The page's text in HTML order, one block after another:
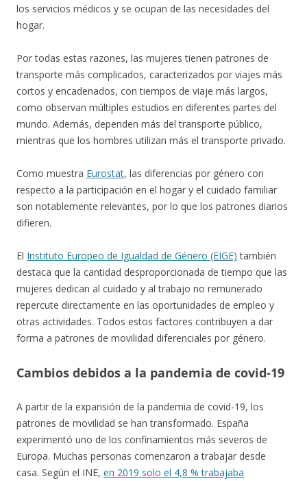
los servicios médicos y se ocupan de las necesidades del
hogar.
Por todas estas razones, las mujeres tienen patrones de
transporte más complicados, caracterizados por viajes más
cortos y encadenados, con tiempos de viaje más largos,
como observan múltiples estudios en diferentes partes del
mundo. Además, dependen más del transporte público,
mientras que los hombres utilizan más el transporte privado.
Como muestra Eurostat, las diferencias por género con
respecto a la participación en el hogar y el cuidado familiar
son notablemente relevantes, por lo que los patrones diarios
difieren.
El Instituto Europeo de Igualdad de Género (EIGE) también
destaca que la cantidad desproporcionada de tiempo que las
mujeres dedican al cuidado y al trabajo no remunerado
repercute directamente en las oportunidades de empleo y
otras actividades. Todos estos factores contribuyen a dar
forma a patrones de movilidad diferenciales por género.
Cambios debidos a la pandemia de covid-19
A partir de la expansión de la pandemia de covid-19, los
patrones de movilidad se han transformado. España
experimentó uno de los confinamientos más severos de
Europa. Muchas personas comenzaron a trabajar desde
casa. Según el INE, en 2019 solo el 4,8 % trabajaba